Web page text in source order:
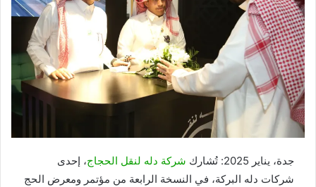
جدة، يناير 2025: تُشارك شركة دله لنقل الحجاج، إحدى
شركات دله البركة، في النسخة الرابعة من مؤتمر ومعرض الحج